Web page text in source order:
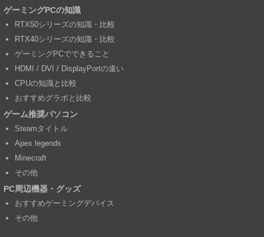
ゲーミングPCの知識
RTX50シリーズの知識・比較
RTX40シリーズの知識・比較
ゲーミングPCでできること
HDMI / DVI / DisplayPortの違い
CPUの知識と比較
おすすめグラボと比較
ゲーム推奨パソコン
Steamタイトル
Apex legends
Minecraft
その他
PC周辺機器・グッズ
おすすめゲーミングデバイス
その他